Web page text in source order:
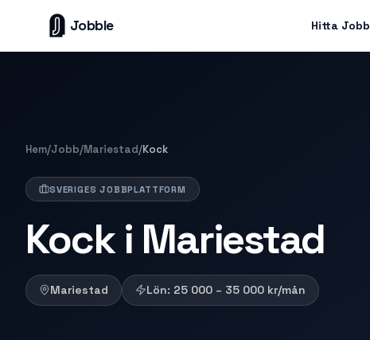
Jobble Hitta Jobb
Hem/Jobb/Mariestad/Kock
SVERIGES JOBBPLATTFORM
Kock i Mariestad
Mariestad Lön: 25 000 – 35 000 kr/mån